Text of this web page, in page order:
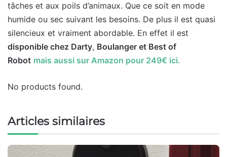
tâches et aux poils d’animaux. Que ce soit en mode
humide ou sec suivant les besoins. De plus il est quasi
silencieux et vraiment abordable. En effet il est
disponible chez Darty, Boulanger et Best of
Robot mais aussi sur Amazon pour 249€ ici.
No products found.
Articles similaires